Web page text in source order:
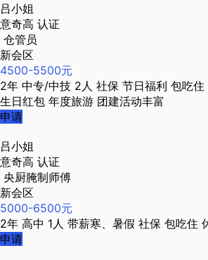
吕小姐
意奇高 认证
仓管员
新会区
4500-5500元
2年 中专/中技 2人 社保 节日福利 包吃住
生日红包 年度旅游 团建活动丰富
申请
吕小姐
意奇高 认证
央厨腌制师傅
新会区
5000-6500元
2年 高中 1人 带薪寒、暑假 社保 包吃住
申请